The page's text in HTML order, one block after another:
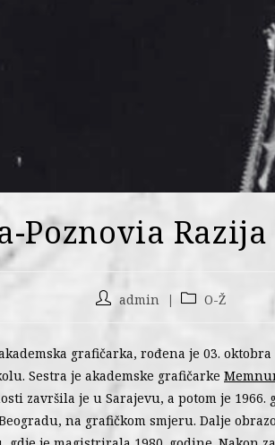
Poznovia Razija
admin O-Ž
grafičarka, rođena je 03.
Sestra je akademske grafičarke
završila je u Sarajevu, a potom je 1966.
na grafičkom smjeru. Dalje